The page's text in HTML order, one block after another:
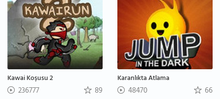
Kawai Koşusu 2
236777 89
Karanlıkta Atlama
48470 66